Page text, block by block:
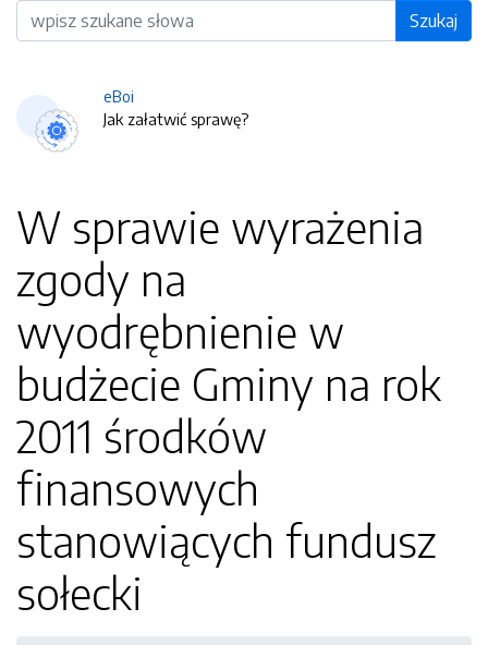
Wyszukiwarka Szukaj
eBoi
Jak załatwić sprawę?
W sprawie wyrażenia
zgody na
wyodrębnienie w
budżecie Gminy na rok
2011 środków
finansowych
stanowiących fundusz
sołecki